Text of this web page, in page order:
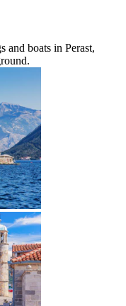
and boats in Perast,